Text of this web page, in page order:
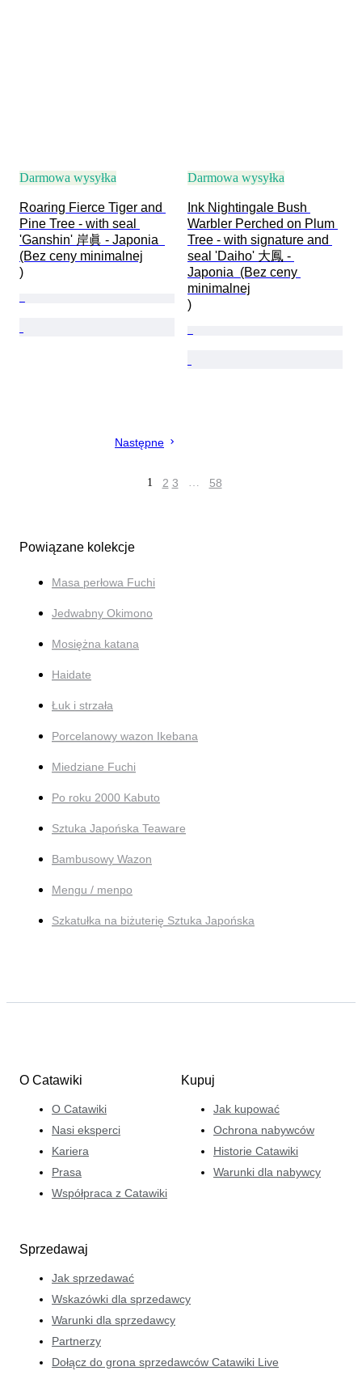
Darmowa wysyłka
Roaring Fierce Tiger and
Pine Tree - with seal
'Ganshin' 岸眞 - Japonia
(Bez ceny minimalnej
)
Darmowa wysyłka
Ink Nightingale Bush
Warbler Perched on Plum
Tree - with signature and
seal 'Daiho' 大鳳 -
Japonia  (Bez ceny
minimalnej
)
Następne
1 2 3 … 58
Powiązane kolekcje
Masa perłowa Fuchi
Jedwabny Okimono
Mosiężna katana
Haidate
Łuk i strzała
Porcelanowy wazon Ikebana
Miedziane Fuchi
Po roku 2000 Kabuto
Sztuka Japońska Teaware
Bambusowy Wazon
Mengu / menpo
Szkatułka na biżuterię Sztuka Japońska
O Catawiki
O Catawiki
Nasi eksperci
Kariera
Prasa
Współpraca z Catawiki
Kupuj
Jak kupować
Ochrona nabywców
Historie Catawiki
Warunki dla nabywcy
Sprzedawaj
Jak sprzedawać
Wskazówki dla sprzedawcy
Warunki dla sprzedawcy
Partnerzy
Dołącz do grona sprzedawców Catawiki Live